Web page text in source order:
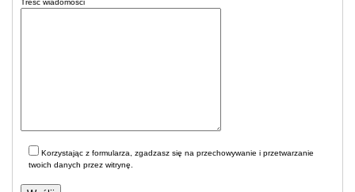
Treść wiadomości
Korzystając z formularza, zgadzasz się na przechowywanie i przetwarzanie
twoich danych przez witrynę.